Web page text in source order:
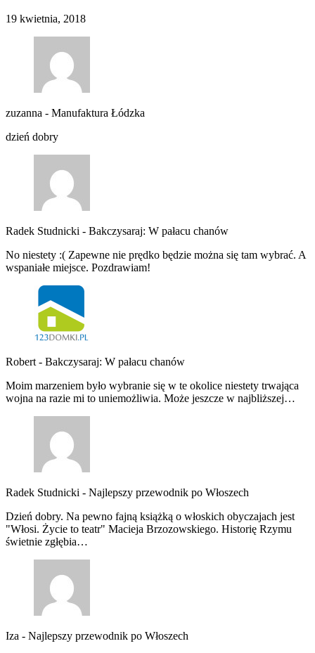
19 kwietnia, 2018
zuzanna - Manufaktura Łódzka
dzień dobry
Radek Studnicki - Bakczysaraj: W pałacu chanów
No niestety :( Zapewne nie prędko będzie można się tam wybrać. A
wspaniałe miejsce. Pozdrawiam!
Robert - Bakczysaraj: W pałacu chanów
Moim marzeniem było wybranie się w te okolice niestety trwająca
wojna na razie mi to uniemożliwia. Może jeszcze w najbliższej…
Radek Studnicki - Najlepszy przewodnik po Włoszech
Dzień dobry. Na pewno fajną książką o włoskich obyczajach jest
"Włosi. Życie to teatr" Macieja Brzozowskiego. Historię Rzymu
świetnie zgłębia…
Iza - Najlepszy przewodnik po Włoszech